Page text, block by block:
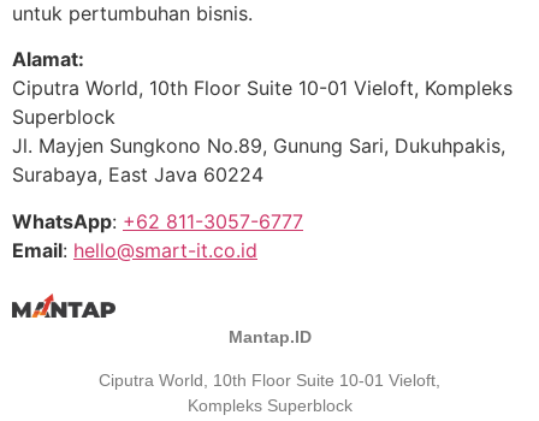
untuk pertumbuhan bisnis.
Alamat:
Ciputra World, 10th Floor Suite 10-01 Vieloft, Kompleks
Superblock
Jl. Mayjen Sungkono No.89, Gunung Sari, Dukuhpakis,
Surabaya, East Java 60224
WhatsApp: +62 811-3057-6777
Email: hello@smart-it.co.id
Mantap.ID
Ciputra World, 10th Floor Suite 10-01 Vieloft,
Kompleks Superblock